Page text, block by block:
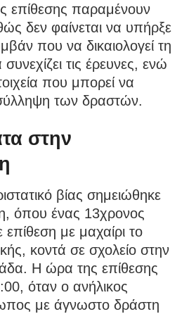
επίθεσης παραμένουν
δεν φαίνεται να υπήρξε
που να δικαιολογεί τη
τις έρευνες, ενώ
που μπορεί να
των δραστών.
στην
βίας σημειώθηκε
όπου ένας 13χρονος
με μαχαίρι το
κοντά σε σχολείο στην
Η ώρα της επίθεσης
όταν ο ανήλικος
με άγνωστο δράστη